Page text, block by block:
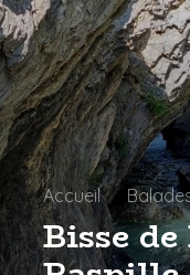
Accueil
Bisse